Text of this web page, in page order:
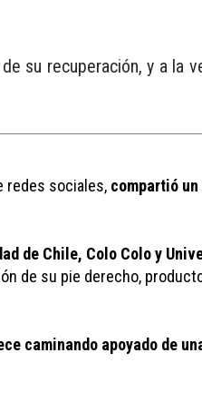
su recuperación, y a la
redes sociales, compartió
de Chile, Colo Colo y
de su pie derecho,
caminando apoyado de